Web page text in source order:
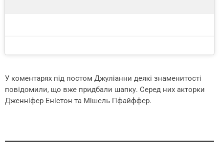
У коментарях під постом Джуліанни деякі знаменитості
повідомили, що вже придбали шапку. Серед них акторки
Дженніфер Еністон та Мішель Пфайффер.